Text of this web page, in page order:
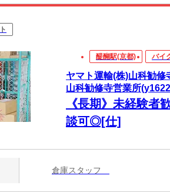
醍醐駅(京都) バイ
ヤマト運輸(株)山科勧修
山科勧修寺営業所
《長期》未経験者
談可◎[仕]
倉庫スタッフ